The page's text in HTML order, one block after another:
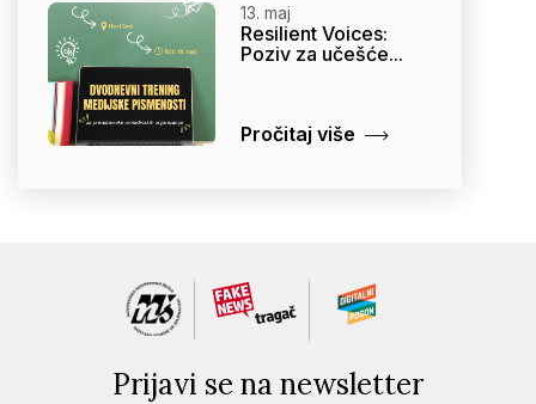
13. maj
Resilient Voices:
Poziv za učešće...
Pročitaj više
Prijavi se na newsletter